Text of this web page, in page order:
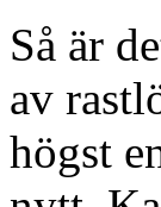
Så är
av
högst